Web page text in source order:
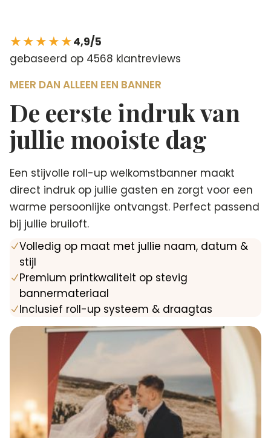
★★★★★4,9/5
gebaseerd op 4568 klantreviews
MEER DAN ALLEEN EEN BANNER
De eerste indruk van
jullie mooiste dag
Een stijvolle roll-up welkomstbanner maakt
direct indruk op jullie gasten en zorgt voor een
warme persoonlijke ontvangst. Perfect passend
bij jullie bruiloft.
NVolledig op maat met jullie naam, datum &
stijl
NPremium printkwaliteit op stevig
bannermateriaal
NInclusief roll-up systeem & draagtas